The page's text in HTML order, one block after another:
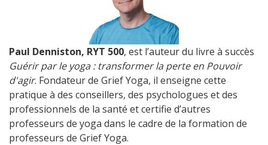
Paul Denniston, RYT 500, est l’auteur du livre à succès
Guérir par le yoga : transformer la perte en Pouvoir
d'agir. Fondateur de Grief Yoga, il enseigne cette
pratique à des conseillers, des psychologues et des
professionnels de la santé et certifie d’autres
professeurs de yoga dans le cadre de la formation de
professeurs de Grief Yoga.